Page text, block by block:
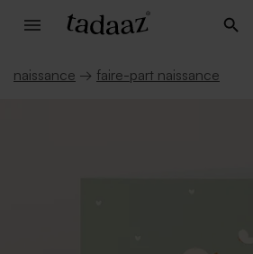
naissance → faire-part naissance